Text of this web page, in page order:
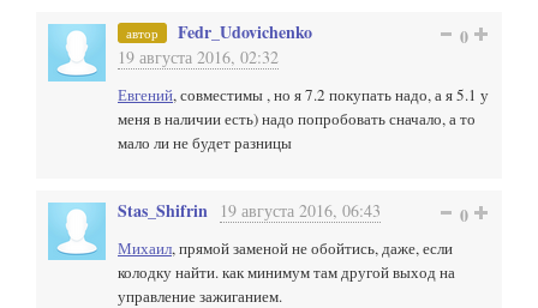
автор Fedr_Udovichenko
19 августа 2016, 02:32
0
Евгений, совместимы , но я 7.2 покупать надо, а я 5.1 у
меня в наличии есть) надо попробовать сначало, а то
мало ли не будет разницы
Stas_Shifrin 19 августа 2016, 06:43 0
Михаил, прямой заменой не обойтись, даже, если
колодку найти. как минимум там другой выход на
управление зажиганием.